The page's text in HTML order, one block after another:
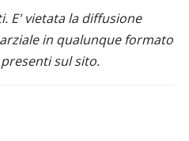
E' vietata la diffusione
in qualunque formato
sul sito.